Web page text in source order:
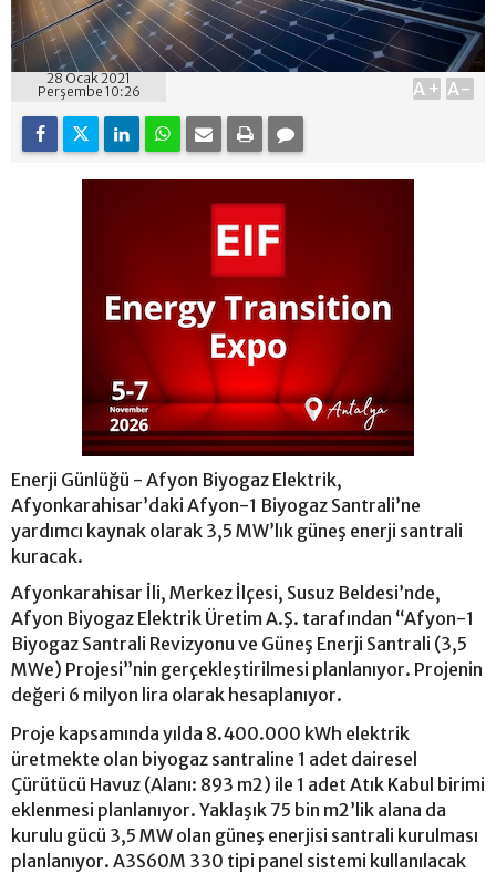
28 Ocak 2021
Perşembe 10:26
A+ A-
Enerji Günlüğü - Afyon Biyogaz Elektrik,
Afyonkarahisar’daki Afyon-1 Biyogaz Santrali’ne
yardımcı kaynak olarak 3,5 MW’lık güneş enerji santrali
kuracak.
Afyonkarahisar İli, Merkez İlçesi, Susuz Beldesi’nde,
Afyon Biyogaz Elektrik Üretim A.Ş. tarafından “Afyon-1
Biyogaz Santrali Revizyonu ve Güneş Enerji Santrali (3,5
MWe) Projesi”nin gerçekleştirilmesi planlanıyor. Projenin
değeri 6 milyon lira olarak hesaplanıyor.
Proje kapsamında yılda 8.400.000 kWh elektrik
üretmekte olan biyogaz santraline 1 adet dairesel
Çürütücü Havuz (Alanı: 893 m2) ile 1 adet Atık Kabul birimi
eklenmesi planlanıyor. Yaklaşık 75 bin m2’lik alana da
kurulu gücü 3,5 MW olan güneş enerjisi santrali kurulması
planlanıyor. A3S60M 330 tipi panel sistemi kullanılacak